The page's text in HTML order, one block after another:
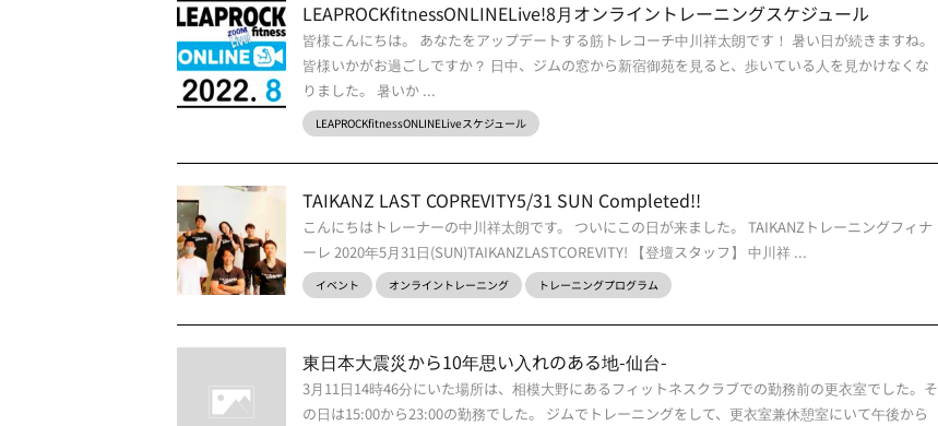
LEAPROCKfitnessONLINELive!8月オンライントレーニングスケジュール
皆様こんにちは。 あなたをアップデートする筋トレコーチ中川祥太朗です！ 暑い日が続きますね。
皆様いかがお過ごしですか？ 日中、ジムの窓から新宿御苑を見ると、歩いている人を見かけなくな
りました。 暑いか ...
LEAPROCKfitnessONLINELiveスケジュール
TAIKANZ LAST COPREVITY5/31 SUN Completed!!
こんにちはトレーナーの中川祥太朗です。 ついにこの日が来ました。 TAIKANZトレーニングフィナ
ーレ 2020年5月31日(SUN)TAIKANZLASTCOREVITY! 【登壇スタッフ】 中川祥 ...
イベント オンライントレーニング トレーニングプログラム
東日本大震災から10年思い入れのある地-仙台-
3月11日14時46分にいた場所は、相模大野にあるフィットネスクラブでの勤務前の更衣室でした。そ
の日は15:00から23:00の勤務でした。 ジムでトレーニングをして、更衣室兼休憩室にいて午後から